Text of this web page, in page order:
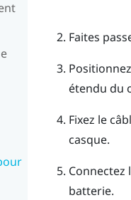
Faites
étendu du
Fixez le
casque.
Connectez
batterie.